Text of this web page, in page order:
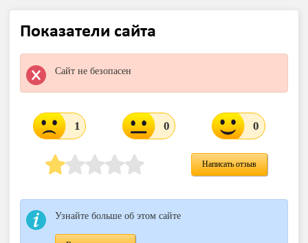
Показатели сайта
Сайт не безопасен
1 0 0
Написать отзыв
Узнайте больше об этом сайте